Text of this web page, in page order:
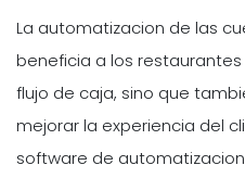
La automatizacion de las
beneficia a los
flujo de caja, sino que
mejorar la experiencia del
software de